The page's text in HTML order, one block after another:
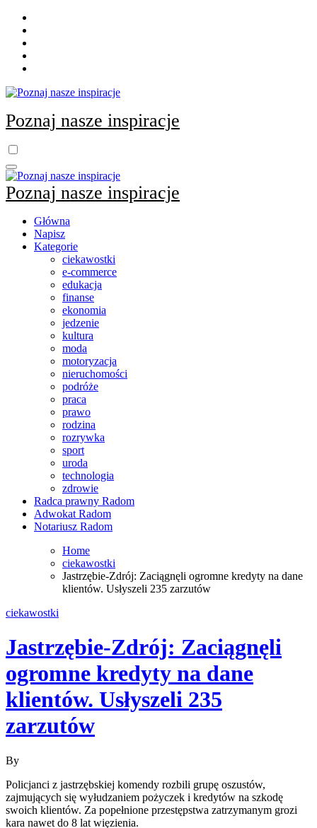
Skip
content
Poznaj nasze inspiracje
Poznaj nasze inspiracje
Główna
Napisz
Kategorie
ciekawostki
e-commerce
edukacja
finanse
ekonomia
jedzenie
kultura
moda
motoryzacja
nieruchomości
podróże
praca
prawo
rodzina
rozrywka
sport
uroda
technologia
zdrowie
Radca prawny Radom
Adwokat Radom
Notariusz Radom
Home
ciekawostki
Jastrzębie-Zdrój: Zaciągnęli ogromne kredyty na dane
klientów. Usłyszeli 235 zarzutów
ciekawostki
Jastrzębie-Zdrój: Zaciągnęli
ogromne kredyty na dane
klientów. Usłyszeli 235
zarzutów
By
Policjanci z jastrzębskiej komendy rozbili grupę oszustów,
zajmujących się wyłudzaniem pożyczek i kredytów na szkodę
swoich klientów. Za popełnione przestępstwa zatrzymanym grozi
kara nawet do 8 lat więzienia.